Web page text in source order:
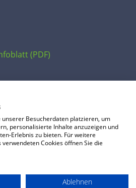
(PDF)
AGB Preise
Besucherdaten platzieren, um
personalisierte Inhalte anzuzeigen und
Erlebnis zu bieten. Für weitere
Cookies öffnen Sie die
Ablehnen